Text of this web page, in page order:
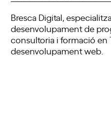
Bresca Digital,
desenvolupament de
consultoria i formació en
desenvolupament web.